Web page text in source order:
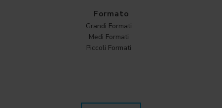
Formato
Grandi Formati
Medi Formati
Piccoli Formati